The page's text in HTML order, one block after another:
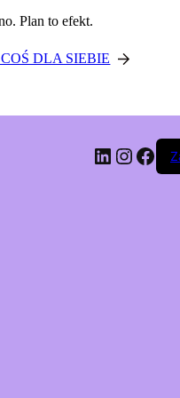
Plan to efekt.
DLA SIEBIE
LinkedIn